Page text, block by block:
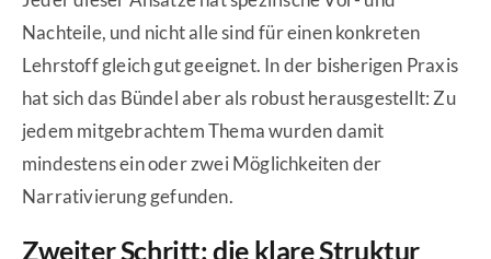
Nachteile, und nicht alle sind für einen konkreten
Lehrstoff gleich gut geeignet. In der bisherigen Praxis
hat sich das Bündel aber als robust herausgestellt: Zu
jedem mitgebrachtem Thema wurden damit
mindestens ein oder zwei Möglichkeiten der
Narrativierung gefunden.
Zweiter Schritt: die klare Struktur